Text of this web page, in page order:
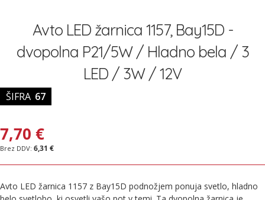
galerije
Avto LED žarnica 1157, Bay15D -
dvopolna P21/5W / Hladno bela / 3
LED / 3W / 12V
ŠIFRA 67
7,70 €
6,31 €
Avto LED žarnica 1157 z Bay15D podnožjem ponuja svetlo, hladno